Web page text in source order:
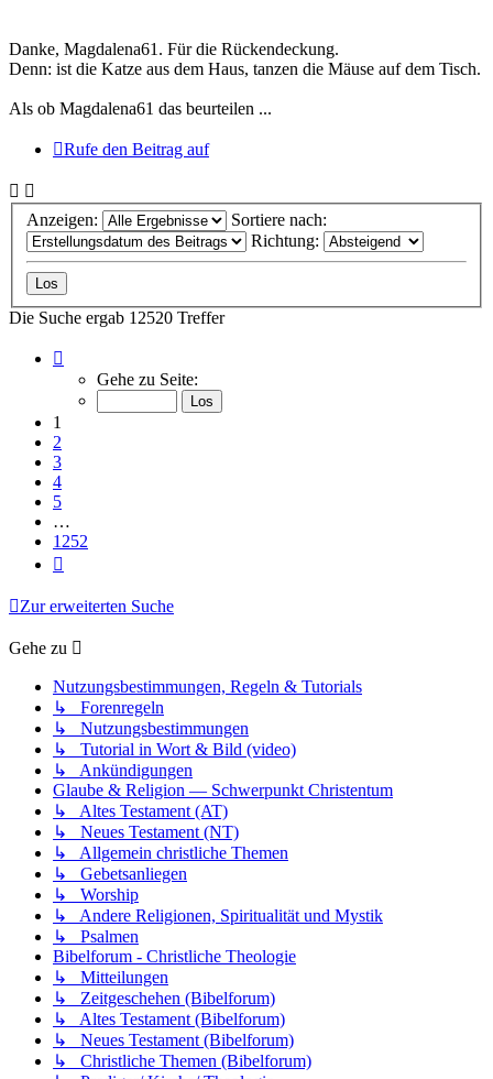
Danke, Magdalena61. Für die Rückendeckung.
Denn: ist die Katze aus dem Haus, tanzen die Mäuse auf dem Tisch.
Als ob Magdalena61 das beurteilen ...
Rufe den Beitrag auf
Anzeigen:
Sortiere nach:
Richtung:
Die Suche ergab 12520 Treffer
von
1252
Gehe zu Seite:
1
2
3
4
5
…
1252
Zur erweiterten Suche
Gehe zu
Nutzungsbestimmungen, Regeln & Tutorials
↳ Forenregeln
↳ Nutzungsbestimmungen
↳ Tutorial in Wort & Bild (video)
↳ Ankündigungen
Glaube & Religion — Schwerpunkt Christentum
↳ Altes Testament (AT)
↳ Neues Testament (NT)
↳ Allgemein christliche Themen
↳ Gebetsanliegen
↳ Worship
↳ Andere Religionen, Spiritualität und Mystik
↳ Psalmen
Bibelforum - Christliche Theologie
↳ Mitteilungen
↳ Zeitgeschehen (Bibelforum)
↳ Altes Testament (Bibelforum)
↳ Neues Testament (Bibelforum)
↳ Christliche Themen (Bibelforum)